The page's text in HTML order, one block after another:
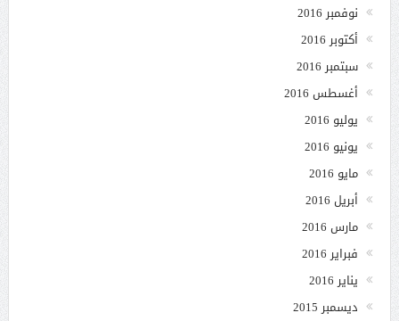
نوفمبر 2016
أكتوبر 2016
سبتمبر 2016
أغسطس 2016
يوليو 2016
يونيو 2016
مايو 2016
أبريل 2016
مارس 2016
فبراير 2016
يناير 2016
ديسمبر 2015